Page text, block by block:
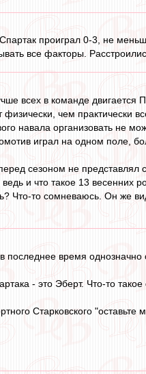
проиграл 0-3, не
все факторы.
всех в команде
чем практически
навала организовать не
играл на одном
сезоном не представлял
и что такое 13 весенних
Что-то сомневаюсь. Он же
время однозначно
- это Эберт. Что-то
Старковского